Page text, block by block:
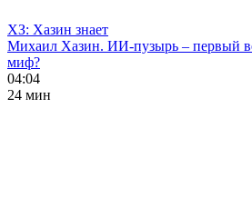
ХЗ: Хазин знает
Михаил Хазин. ИИ-пузырь – первый
миф?
04:04
24 мин